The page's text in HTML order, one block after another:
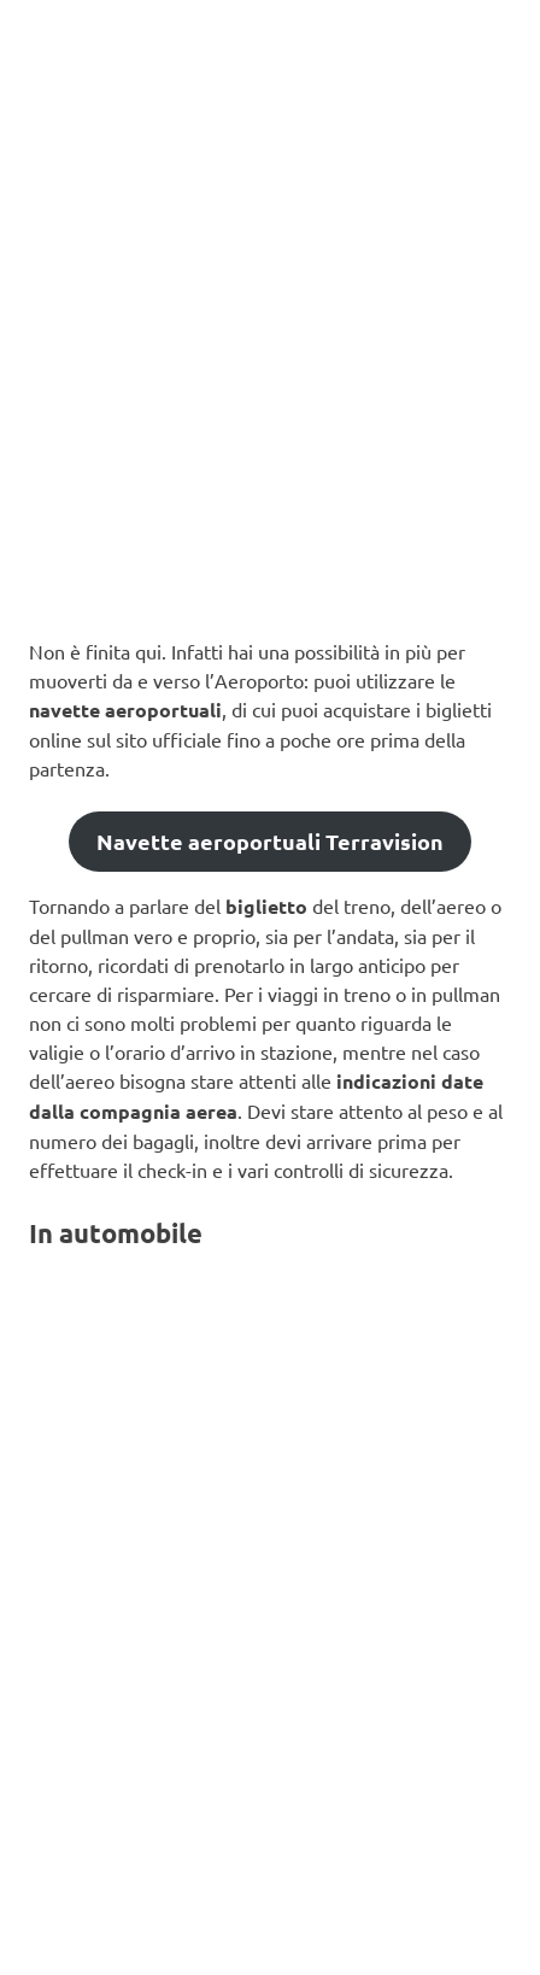
Non è finita qui. Infatti hai una possibilità in più per
muoverti da e verso l’Aeroporto: puoi utilizzare le
navette aeroportuali, di cui puoi acquistare i biglietti
online sul sito ufficiale fino a poche ore prima della
partenza.
Navette aeroportuali Terravision
Tornando a parlare del biglietto del treno, dell’aereo o
del pullman vero e proprio, sia per l’andata, sia per il
ritorno, ricordati di prenotarlo in largo anticipo per
cercare di risparmiare. Per i viaggi in treno o in pullman
non ci sono molti problemi per quanto riguarda le
valigie o l’orario d’arrivo in stazione, mentre nel caso
dell’aereo bisogna stare attenti alle indicazioni date
dalla compagnia aerea . Devi stare attento al peso e al
numero dei bagagli, inoltre devi arrivare prima per
effettuare il check-in e i vari controlli di sicurezza.
In automobile